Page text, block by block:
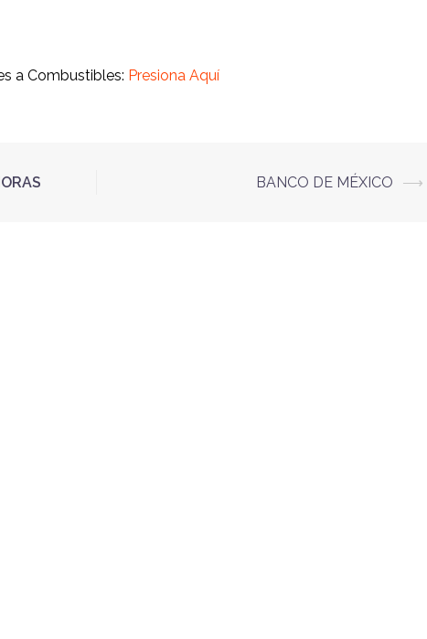
a Combustibles: Presiona Aquí
BANCO DE MÉXICO ⟶